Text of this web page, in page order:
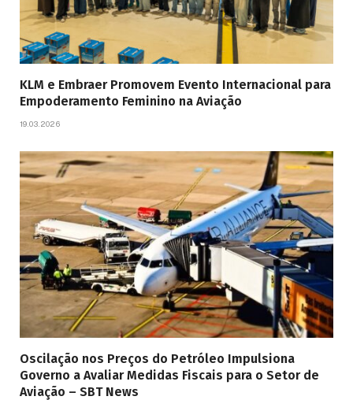
KLM e Embraer Promovem Evento Internacional para
Empoderamento Feminino na Aviação
19.03.2026
Oscilação nos Preços do Petróleo Impulsiona
Governo a Avaliar Medidas Fiscais para o Setor de
Aviação – SBT News